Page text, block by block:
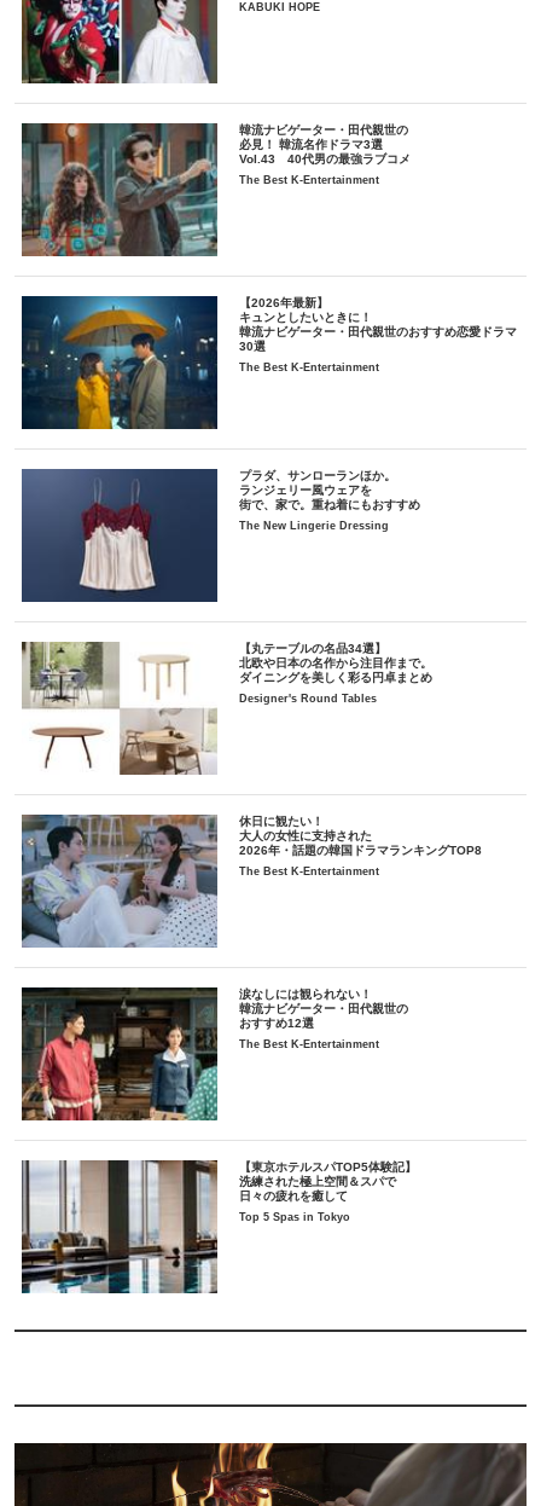
KABUKI HOPE
韓流ナビゲーター・田代親世の
必見！ 韓流名作ドラマ3選
Vol.43 40代男の最強ラブコメ
The Best K-Entertainment
【2026年最新】
キュンとしたいときに！
韓流ナビゲーター・田代親世のおすすめ恋愛ドラマ
30選
The Best K-Entertainment
プラダ、サンローランほか。
ランジェリー風ウェアを
街で、家で。重ね着にもおすすめ
The New Lingerie Dressing
【丸テーブルの名品34選】
北欧や日本の名作から注目作まで。
ダイニングを美しく彩る円卓まとめ
Designer's Round Tables
休日に観たい！
大人の女性に支持された
2026年・話題の韓国ドラマランキングTOP8
The Best K-Entertainment
涙なしには観られない！
韓流ナビゲーター・田代親世の
おすすめ12選
The Best K-Entertainment
【東京ホテルスパTOP5体験記】
洗練された極上空間＆スパで
日々の疲れを癒して
Top 5 Spas in Tokyo